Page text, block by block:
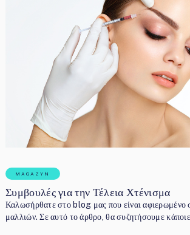
MAGAZYN
Συμβουλές για την Τέλεια Χτένισμα
Καλωσήρθατε στο blog μας που είναι αφιερωμένο
μαλλιών. Σε αυτό το άρθρο, θα συζητήσουμε